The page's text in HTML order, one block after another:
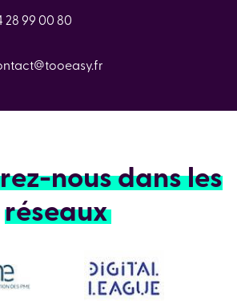
28 99 00 80
nous dans les
réseaux